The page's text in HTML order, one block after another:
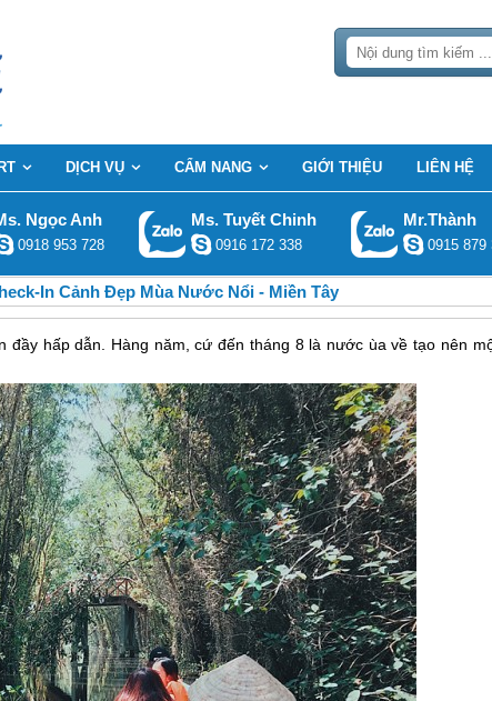
DỊCH VỤ CẨM NANG GIỚI THIỆU LIÊN HỆ
Ngọc Anh
0918 953 728
Ms. Tuyết Chinh
0916 172 338
Mr.Thành
0915 879
In Cảnh Đẹp Mùa Nước Nổi - Miền Tây
đầy hấp dẫn. Hàng năm, cứ đến tháng 8 là nước ùa về tạo nên